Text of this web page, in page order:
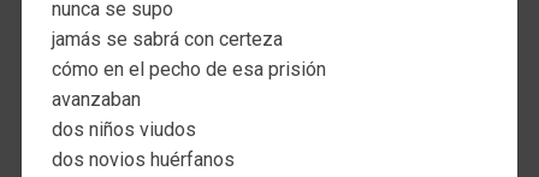
nunca se supo
jamás se sabrá con certeza
cómo en el pecho de esa prisión
avanzaban
dos niños viudos
dos novios huérfanos